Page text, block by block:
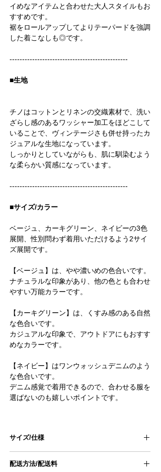
イめなアイテムと合わせた大人スタイルもお
すすめです。
裾をロールアップしてよりテーパードを強調
した着こなしも◎です。
-----------------------------------------------
■生地
チノはコットンとリネンの交織素材で、洗い
ざらし感のあるワッシャー加工をほどこして
いることで、ヴィンテージさも併せ持ったカ
ジュアルな生地になっています。
しっかりとしていながらも、肌に馴染むよう
な柔らかい質感になっています。
-----------------------------------------------
■サイズ/カラー
ベージュ、カーキグリーン、ネイビーの3色
展開、性別問わず着用いただけるよう2サイ
ズ展開です。
【ベージュ】は、やや濃いめの色合いです。
ナチュラルな印象があり、他の色とも合わせ
やすい万能カラーです。
【カーキグリーン】は、くすみ感のある自然
な色合いです。
カジュアルな印象で、アウトドアにもおすす
めなカラーです。
【ネイビー】はワンウォッシュデニムのよう
な色合いです。
デニム感覚で着用できるので、合わせる服を
選ばないのも嬉しいポイントです。
サイズ/仕様
size 1
配送方法/配送料